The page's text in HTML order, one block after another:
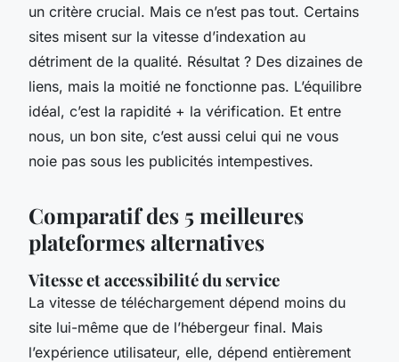
un critère crucial. Mais ce n’est pas tout. Certains
sites misent sur la vitesse d’indexation au
détriment de la qualité. Résultat ? Des dizaines de
liens, mais la moitié ne fonctionne pas. L’équilibre
idéal, c’est la rapidité + la vérification. Et entre
nous, un bon site, c’est aussi celui qui ne vous
noie pas sous les publicités intempestives.
Comparatif des 5 meilleures
plateformes alternatives
Vitesse et accessibilité du service
La vitesse de téléchargement dépend moins du
site lui-même que de l’hébergeur final. Mais
l’expérience utilisateur, elle, dépend entièrement